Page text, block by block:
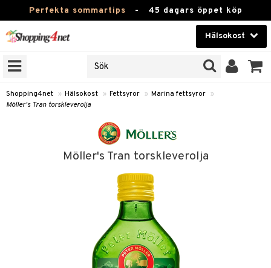
Perfekta sommartips - 45 dagars öppet köp
Hälsokost
Skönhet
Kontaktlinser
Shopping4net » Hälsokost » Fettsyror » Marina fettsyror »
Möller's Tran torskleverolja
Möller's Tran torskleverolja